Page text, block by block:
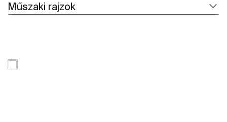
Műszaki rajzok